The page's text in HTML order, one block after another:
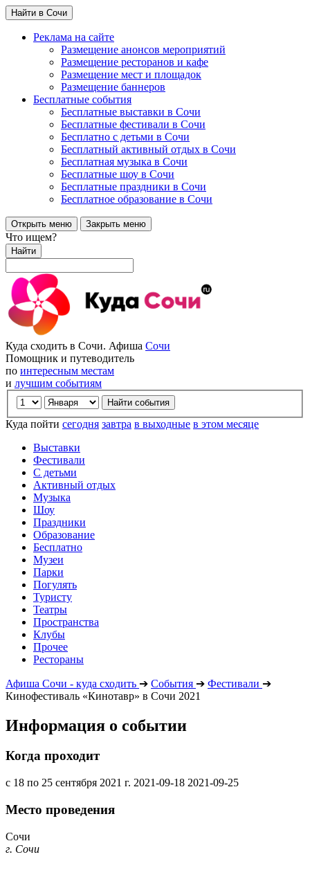
Найти в Сочи
Реклама на сайте
Размещение анонсов мероприятий
Размещение ресторанов и кафе
Размещение мест и площадок
Размещение баннеров
Бесплатные события
Бесплатные выставки в Сочи
Бесплатные фестивали в Сочи
Бесплатно с детьми в Сочи
Бесплатный активный отдых в Сочи
Бесплатная музыка в Сочи
Бесплатные шоу в Сочи
Бесплатные праздники в Сочи
Бесплатное образование в Сочи
Открыть меню Закрыть меню
Что ищем?
Найти
Куда сходить в Сочи. Афиша Сочи
Помощник и путеводитель
по интересным местам
и лучшим событиям
Куда пойти сегодня завтра в выходные в этом месяце
Выставки
Фестивали
С детьми
Активный отдых
Музыка
Шоу
Праздники
Образование
Бесплатно
Музеи
Парки
Погулять
Туристу
Театры
Пространства
Клубы
Прочее
Рестораны
Афиша Сочи - куда сходить ➔ События ➔ Фестивали ➔
Кинофестиваль «Кинотавр» в Сочи 2021
Информация о событии
Когда проходит
с 18 по 25 сентября 2021 г. 2021-09-18 2021-09-25
Место проведения
Сочи
г. Сочи